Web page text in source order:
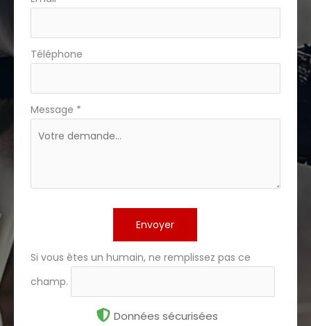
Téléphone
Message *
Envoyer
Si vous êtes un humain, ne remplissez pas ce
champ.
Données sécurisées